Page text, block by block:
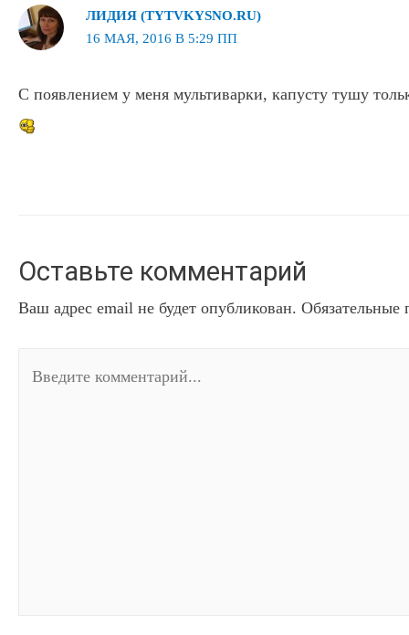
ЛИДИЯ (TYTVKYSNO.RU)
16 МАЯ, 2016 В 5:29 ПП
С появлением у меня мультиварки, капусту тушу
Оставьте комментарий
Ваш адрес email не будет опубликован.